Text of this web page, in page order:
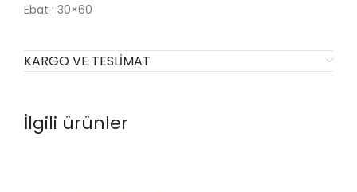
Ebat : 30×60
KARGO VE TESLIMAT
İlgili ürünler